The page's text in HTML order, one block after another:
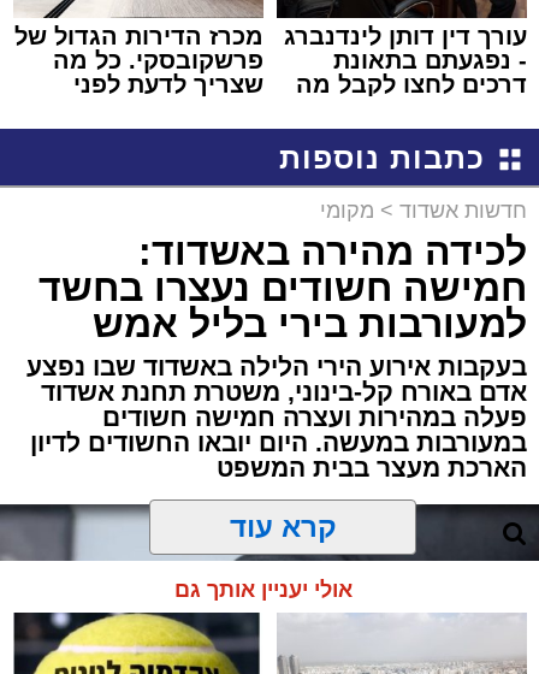
עורך דין דותן לינדנברג
- נפגעתם בתאונת
דרכים לחצו לקבל מה
מכרז הדירות הגדול של
פרשקובסקי. כל מה
שצריך לדעת לפני
באשדוד
כתבות נוספות
חדשות אשדוד > מקומי
לכידה מהירה באשדוד:
חמישה חשודים נעצרו בחשד
למעורבות בירי בליל אמש
בעקבות אירוע הירי הלילה באשדוד שבו נפצע
אדם באורח קל-בינוני, משטרת תחנת אשדוד
פעלה במהירות ועצרה חמישה חשודים
במעורבות במעשה. היום יובאו החשודים לדיון
הארכת מעצר בבית המשפט
קרא עוד
אולי יעניין אותך גם